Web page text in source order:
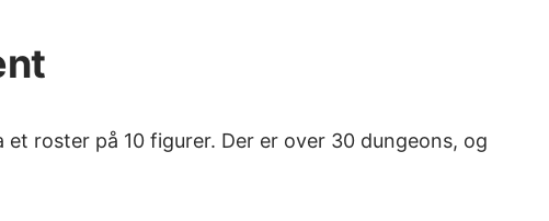
roster på 10 figurer. Der er over 30 dungeons, og